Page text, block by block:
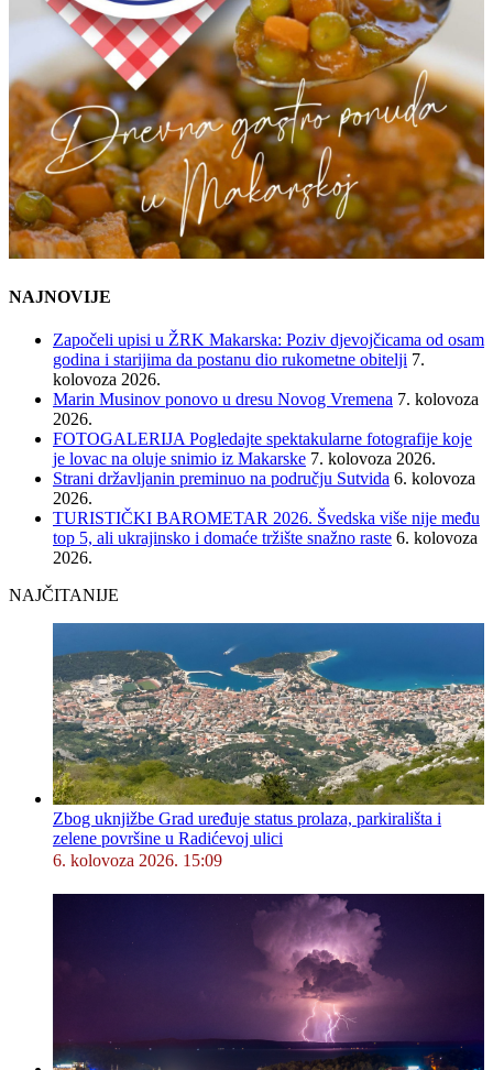
NAJNOVIJE
Započeli upisi u ŽRK Makarska: Poziv djevojčicama od osam
godina i starijima da postanu dio rukometne obitelji 7.
kolovoza 2026.
Marin Musinov ponovo u dresu Novog Vremena 7. kolovoza
2026.
FOTOGALERIJA Pogledajte spektakularne fotografije koje
je lovac na oluje snimio iz Makarske 7. kolovoza 2026.
Strani državljanin preminuo na području Sutvida 6. kolovoza
2026.
TURISTIČKI BAROMETAR 2026. Švedska više nije među
top 5, ali ukrajinsko i domaće tržište snažno raste 6. kolovoza
2026.
NAJČITANIJE
Zbog uknjižbe Grad uređuje status prolaza, parkirališta i
zelene površine u Radićevoj ulici
6. kolovoza 2026. 15:09